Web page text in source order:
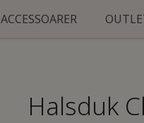
ACCESSOARER
Halsduk